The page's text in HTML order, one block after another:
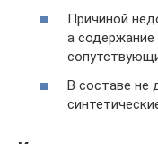
Причиной
а содержание
В составе не